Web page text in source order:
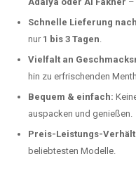
Adalya oder Al Fakher –
Schnelle Lieferung
nur 1 bis 3 Tagen.
Vielfalt an
hin zu erfrischenden
Bequem & einfach:
auspacken und genießen.
Preis-Leistungs-
beliebtesten Modelle.